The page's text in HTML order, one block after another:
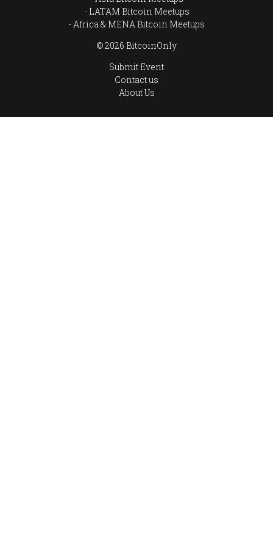
LATAM Bitcoin Meetups
Africa & MENA Bitcoin Meetups
© 2026 BitcoinOnly
Submit Event
Contact us
About Us